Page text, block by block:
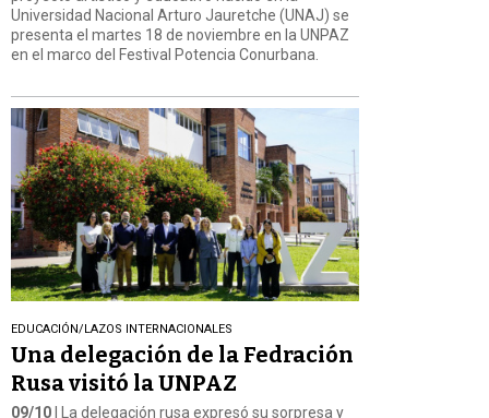
Universidad Nacional Arturo Jauretche (UNAJ) se
presenta el martes 18 de noviembre en la UNPAZ
en el marco del Festival Potencia Conurbana.
EDUCACIÓN/LAZOS INTERNACIONALES
Una delegación de la Fedración
Rusa visitó la UNPAZ
09/10 | La delegación rusa expresó su sorpresa y